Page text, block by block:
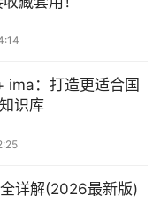
ima：打造更适合国
识库
详解(2026最新版)